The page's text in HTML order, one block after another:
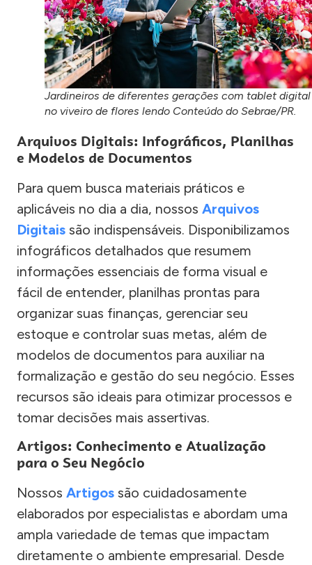
Jardineiros de diferentes gerações com tablet digital
no viveiro de flores lendo Conteúdo do Sebrae/PR.
Arquivos Digitais: Infográficos, Planilhas
e Modelos de Documentos
Para quem busca materiais práticos e
aplicáveis no dia a dia, nossos Arquivos
Digitais são indispensáveis. Disponibilizamos
infográficos detalhados que resumem
informações essenciais de forma visual e
fácil de entender, planilhas prontas para
organizar suas finanças, gerenciar seu
estoque e controlar suas metas, além de
modelos de documentos para auxiliar na
formalização e gestão do seu negócio. Esses
recursos são ideais para otimizar processos e
tomar decisões mais assertivas.
Artigos: Conhecimento e Atualização
para o Seu Negócio
Nossos Artigos são cuidadosamente
elaborados por especialistas e abordam uma
ampla variedade de temas que impactam
diretamente o ambiente empresarial. Desde